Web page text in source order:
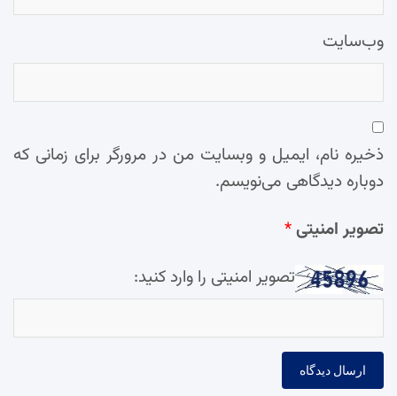
وب‌سایت
ذخیره نام، ایمیل و وبسایت من در مرورگر برای زمانی که
دوباره دیدگاهی می‌نویسم.
تصویر امنیتی*
تصویر امنیتی را وارد کنید: